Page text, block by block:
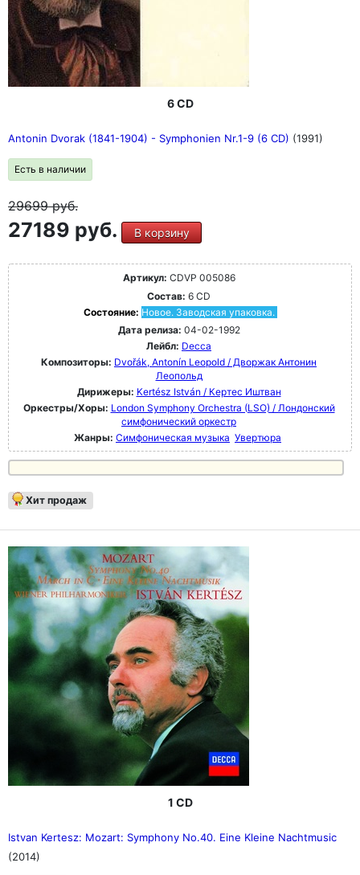
6 CD
Antonin Dvorak (1841-1904) - Symphonien Nr.1-9 (6 CD) (1991)
Есть в наличии
29699руб.
27189 руб. В корзину
Артикул: CDVP 005086
Состав: 6 CD
Состояние: Новое. Заводская упаковка.
Дата релиза: 04-02-1992
Лейбл: Decca
Композиторы: Dvořák, Antonín Leopold / Дворжак Антонин
Леопольд
Дирижеры: Kertész István / Кертес Иштван
Оркестры/Хоры: London Symphony Orchestra (LSO) / Лондонский
симфонический оркестр
Жанры: Симфоническая музыка Увертюра
Хит продаж
1 CD
Istvan Kertesz: Mozart: Symphony No.40. Eine Kleine Nachtmusic
(2014)